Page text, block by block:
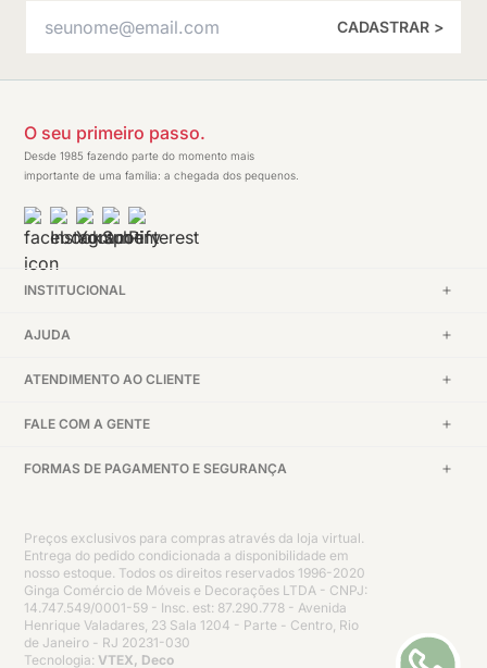
CADASTRAR >
O seu primeiro passo.
Desde 1985 fazendo parte do momento mais
importante de uma família: a chegada dos pequenos.
INSTITUCIONAL
AJUDA
ATENDIMENTO AO CLIENTE
FALE COM A GENTE
FORMAS DE PAGAMENTO E SEGURANÇA
Preços exclusivos para compras através da loja virtual.
Entrega do pedido condicionada a disponibilidade em
nosso estoque. Todos os direitos reservados 1996-2020
Ginga Comércio de Móveis e Decorações LTDA - CNPJ:
14.747.549/0001-59 - Insc. est: 87.290.778 - Avenida
Henrique Valadares, 23 Sala 1204 - Parte - Centro, Rio
de Janeiro - RJ 20231-030
Tecnologia: VTEX, Deco